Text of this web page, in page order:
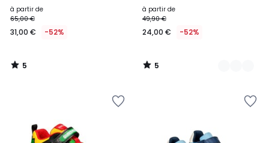
à partir de
65,00 €
31,00 € -52%
5
/
à partir de
49,90 €
24,00 € -52%
5
/